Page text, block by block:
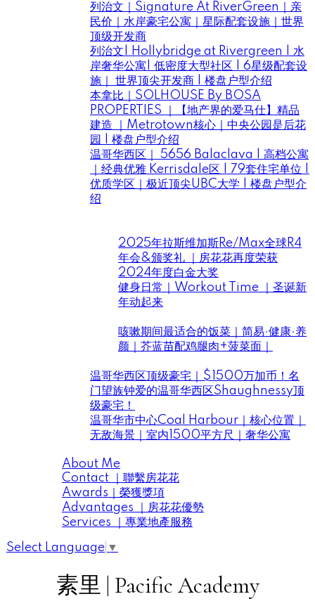
列治文｜Signature At RiverGreen｜亲
民价｜水岸豪宅公寓｜星际配套设施｜世界
顶级开发商
列治文| Hollybridge at Rivergreen | 水
岸奢华公寓| 低密度大型社区 | 6星级配套设
施｜ 世界顶尖开发商 | 楼盘户型介绍
本拿比｜SOLHOUSE By BOSA
PROPERTIES ｜【地产界的爱马仕】精品
建造 ｜Metrotown核心｜中央公园是后花
园 | 楼盘户型介绍
温哥华西区｜ 5656 Balaclava | 高档公寓
｜经典优雅 Kerrisdale区 | 79套住宅单位 |
优质学区｜极近顶尖UBC大学 | 楼盘户型介
绍
2025年拉斯维加斯Re/Max全球R4
年会&颁奖礼 ｜房花花再度荣获
2024年度白金大奖
健身日常｜Workout Time ｜圣诞新
年动起来
咳嗽期间最适合的饭菜｜简易·健康·养
颜｜芥蓝苗配鸡腿肉+菠菜面｜
温哥华西区顶级豪宅｜$1500万加币！名
门望族钟爱的温哥华西区Shaughnessy顶
级豪宅！
温哥华市中心Coal Harbour｜核心位置｜
无敌海景｜室内1500平方尺｜奢华公寓
About Me
Contact ｜聯繫房花花
Awards｜榮獲獎項
Advantages ｜房花花優勢
Services ｜專業地產服務
Select Language ▼
素里 | Pacific Academy